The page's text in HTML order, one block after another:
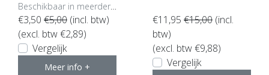
Beschikbaar in meerdere opties
€3,50 €5,00 (incl. btw)
(excl. btw €2,89)
Vergelijk
Meer info +
€11,95 €15,00 (incl.
btw)
(excl. btw €9,88)
Vergelijk